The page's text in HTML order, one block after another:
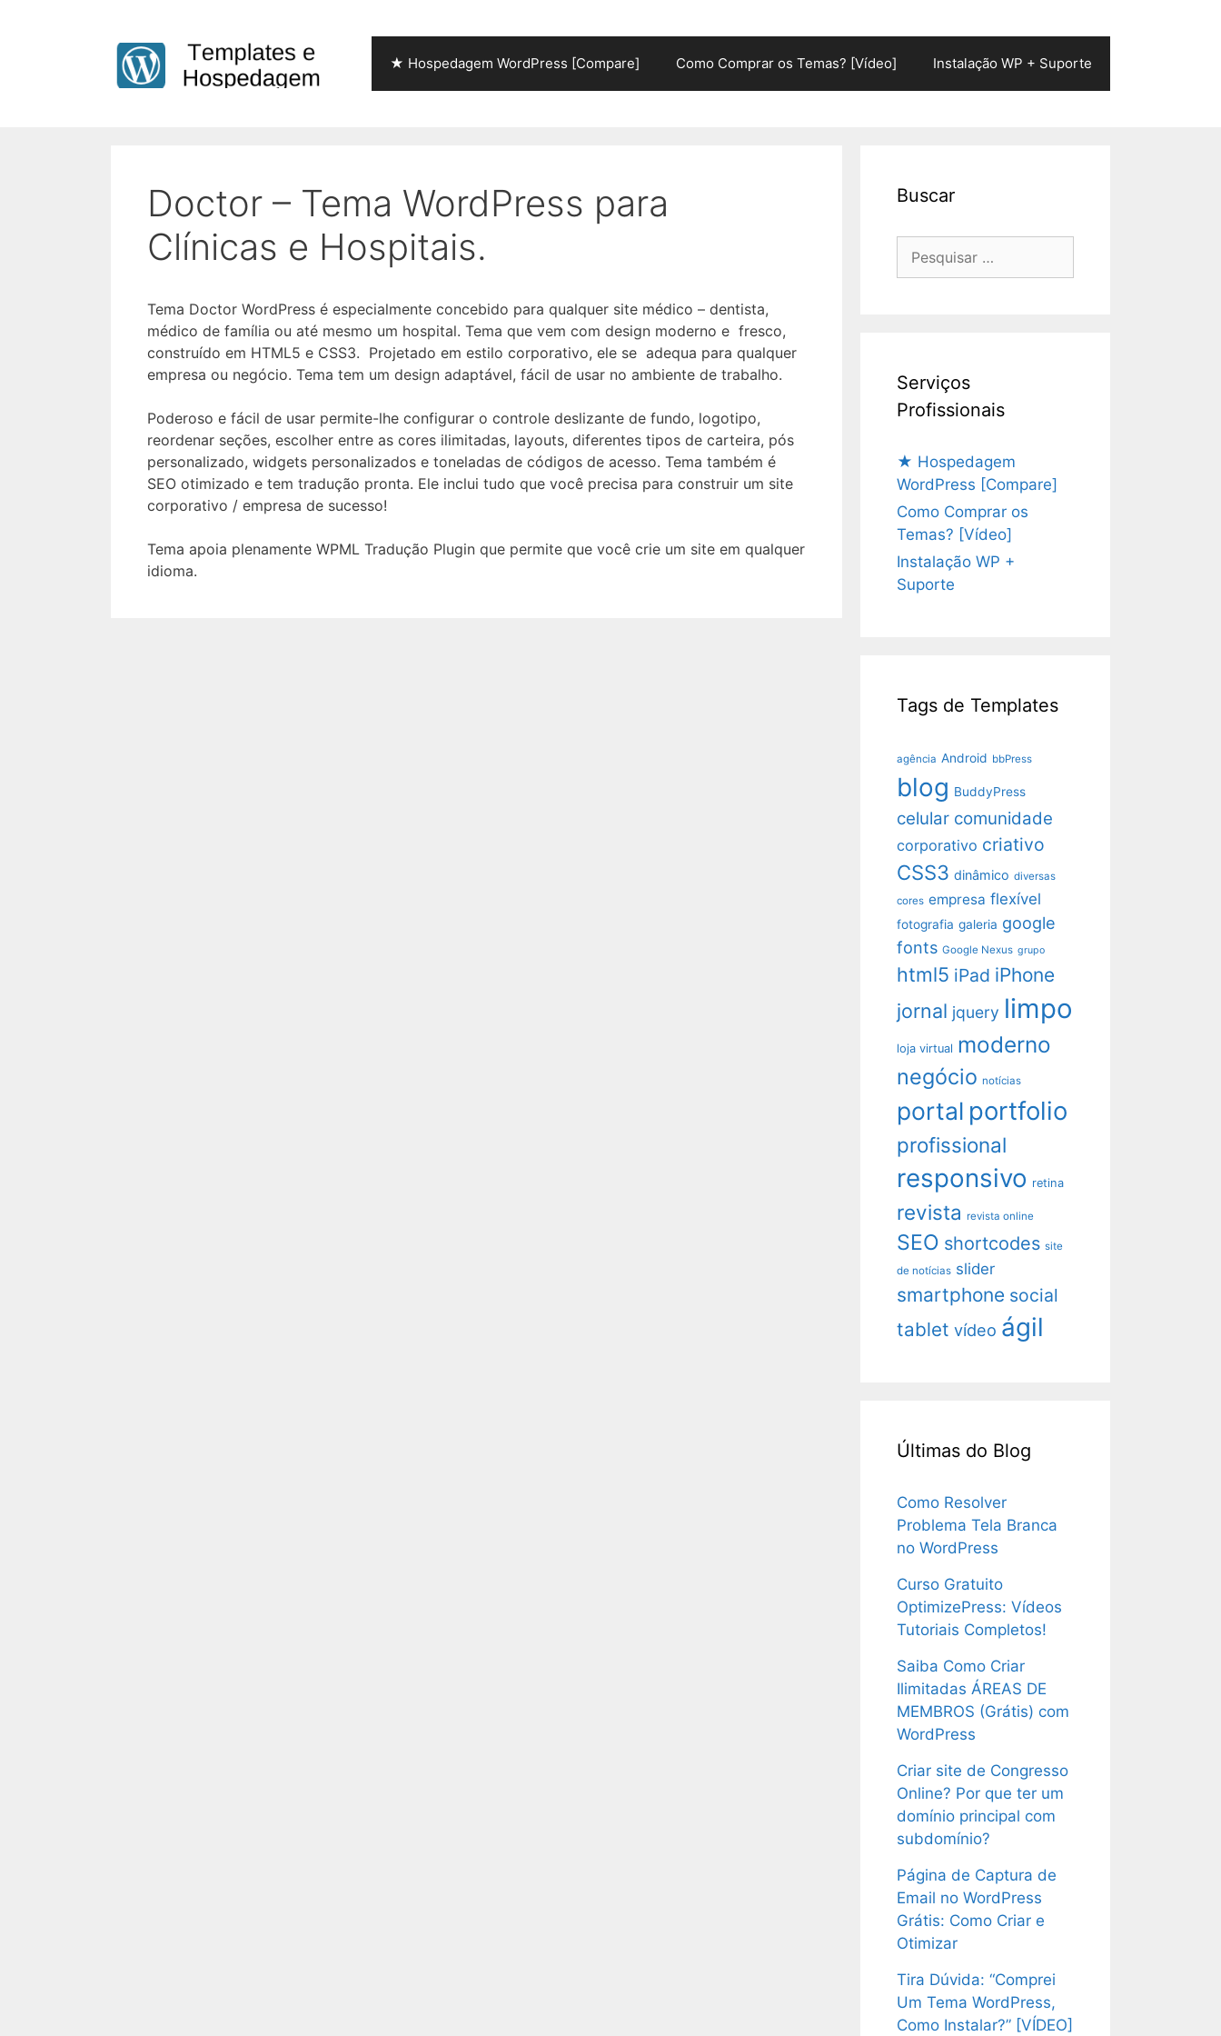
★ Hospedagem WordPress [Compare] Como Comprar os Temas? [Vídeo] Instalação WP + Suporte
Doctor – Tema WordPress para
Clínicas e Hospitais.
Tema Doctor WordPress é especialmente concebido para qualquer site médico – dentista,
médico de família ou até mesmo um hospital. Tema que vem com design moderno e fresco,
construído em HTML5 e CSS3. Projetado em estilo corporativo, ele se adequa para qualquer
empresa ou negócio. Tema tem um design adaptável, fácil de usar no ambiente de trabalho.
Poderoso e fácil de usar permite-lhe configurar o controle deslizante de fundo, logotipo,
reordenar seções, escolher entre as cores ilimitadas, layouts, diferentes tipos de carteira, pós
personalizado, widgets personalizados e toneladas de códigos de acesso. Tema também é
SEO otimizado e tem tradução pronta. Ele inclui tudo que você precisa para construir um site
corporativo / empresa de sucesso!
Tema apoia plenamente WPML Tradução Plugin que permite que você crie um site em qualquer
idioma.
Buscar
Serviços
Profissionais
★ Hospedagem
WordPress [Compare]
Como Comprar os
Temas? [Vídeo]
Instalação WP +
Suporte
Tags de Templates
agência Android bbPress
blog BuddyPress
celular comunidade
corporativo criativo
CSS3 dinâmico diversas
cores empresa flexível
fotografia galeria google
fonts Google Nexus grupo
html5 iPad iPhone
jornal jquery limpo
loja virtual moderno
negócio notícias
portal portfolio
profissional
responsivo retina
revista revista online
SEO shortcodes site
de notícias slider
smartphone social
tablet vídeo ágil
Últimas do Blog
Como Resolver
Problema Tela Branca
no WordPress
Curso Gratuito
OptimizePress: Vídeos
Tutoriais Completos!
Saiba Como Criar
Ilimitadas ÁREAS DE
MEMBROS (Grátis) com
WordPress
Criar site de Congresso
Online? Por que ter um
domínio principal com
subdomínio?
Página de Captura de
Email no WordPress
Grátis: Como Criar e
Otimizar
Tira Dúvida: “Comprei
Um Tema WordPress,
Como Instalar?” [VÍDEO]